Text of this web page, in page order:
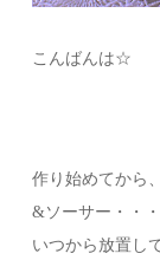
こんばんは☆
作り始めてから
&ソーサー・・・
いつから放置し